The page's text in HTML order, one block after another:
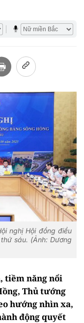
nghị Hội đồng điều
sáu. (Ảnh: Dương
tiềm năng nổi
Thủ tướng
hướng nhìn xa,
động quyết